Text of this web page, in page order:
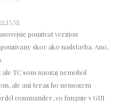
13.56
pouzivat verziou
skor ako nadstavba. Ano,
TC som naozaj nemohol
ale ani teraz ho nemozem
commander, co funguje v GUI